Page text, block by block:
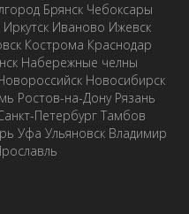
Брянск Чебоксары
Иркутск Иваново Ижевск
Кострома Краснодар
Набережные челны
Новосибирск
Ростов-на-Дону Рязань
Петербург Тамбов
Уфа Ульяновск Владимир